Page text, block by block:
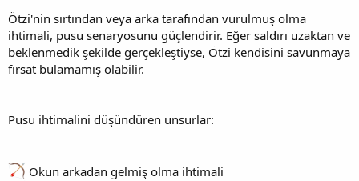
Ötzi'nin sırtından veya arka tarafından vurulmuş olma
ihtimali, pusu senaryosunu güçlendirir. Eğer saldırı uzaktan ve
beklenmedik şekilde gerçekleştiyse, Ötzi kendisini savunmaya
fırsat bulamamış olabilir.
Pusu ihtimalini düşündüren unsurlar:
Okun arkadan gelmiş olma ihtimali